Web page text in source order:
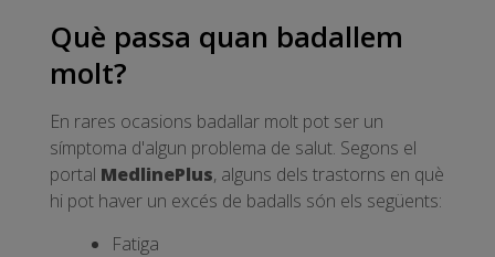
Què passa quan badallem
molt?
En rares ocasions badallar molt pot ser un
símptoma d'algun problema de salut. Segons el
portal MedlinePlus, alguns dels trastorns en què
hi pot haver un excés de badalls són els següents:
Fatiga